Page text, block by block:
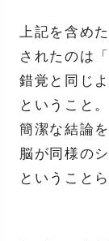
上記を含め
されたのは
錯覚と同じ
ということ
簡潔な結論
脳が同様の
ということら